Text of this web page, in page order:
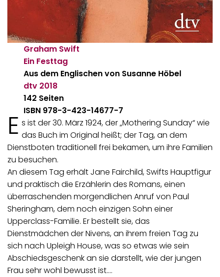
Graham Swift
Ein Festtag
Aus dem Englischen von Susanne Höbel
dtv 2018
142 Seiten
ISBN 978-3-423-14677-7
E s ist der 30. März 1924, der „Mothering Sunday“ wie
das Buch im Original heißt; der Tag, an dem
Dienstboten traditionell frei bekamen, um ihre Familien
zu besuchen.
An diesem Tag erhält Jane Fairchild, Swifts Hauptfigur
und praktisch die Erzählerin des Romans, einen
überraschenden morgendlichen Anruf von Paul
Sheringham, dem noch einzigen Sohn einer
Upperclass-Familie. Er bestellt sie, das
Dienstmädchen der Nivens, an ihrem freien Tag zu
sich nach Upleigh House, was so etwas wie sein
Abschiedsgeschenk an sie darstellt, wie der jungen
Frau sehr wohl bewusst ist.…